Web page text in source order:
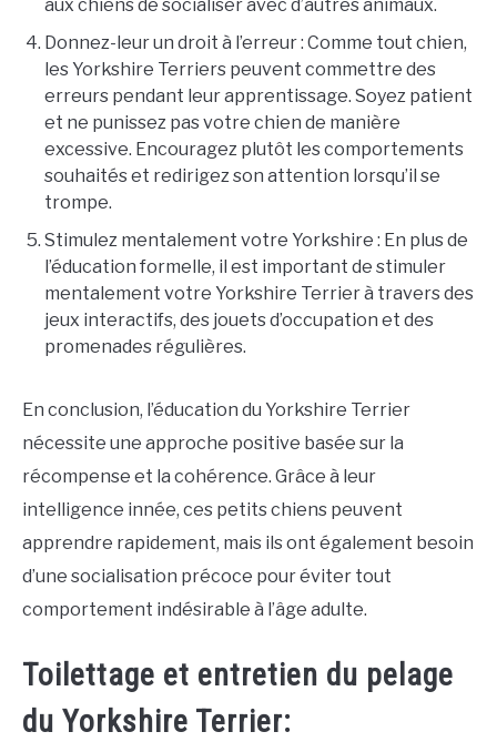
aux chiens de socialiser avec d’autres animaux.
Donnez-leur un droit à l’erreur : Comme tout chien,
les Yorkshire Terriers peuvent commettre des
erreurs pendant leur apprentissage. Soyez patient
et ne punissez pas votre chien de manière
excessive. Encouragez plutôt les comportements
souhaités et redirigez son attention lorsqu’il se
trompe.
Stimulez mentalement votre Yorkshire : En plus de
l’éducation formelle, il est important de stimuler
mentalement votre Yorkshire Terrier à travers des
jeux interactifs, des jouets d’occupation et des
promenades régulières.
En conclusion, l’éducation du Yorkshire Terrier
nécessite une approche positive basée sur la
récompense et la cohérence. Grâce à leur
intelligence innée, ces petits chiens peuvent
apprendre rapidement, mais ils ont également besoin
d’une socialisation précoce pour éviter tout
comportement indésirable à l’âge adulte.
Toilettage et entretien du pelage
du Yorkshire Terrier: